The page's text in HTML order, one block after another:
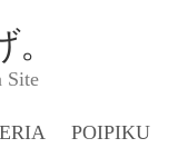
Site
POIPIKU